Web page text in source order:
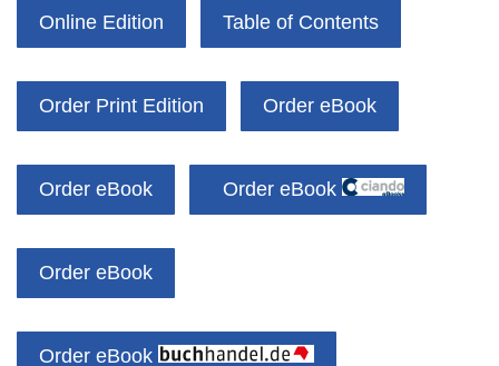
Online Edition Table of Contents
Order Print Edition Order eBook
Order eBook Order eBook
Order eBook
Order eBook